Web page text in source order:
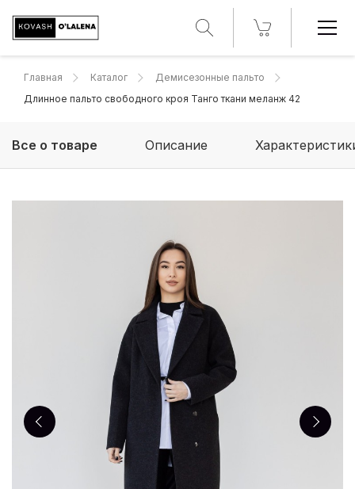
Главная Каталог
Демисезонные пальто
Длинное пальто свободного кроя Танго ткани меланж 42
Все о товаре Описание